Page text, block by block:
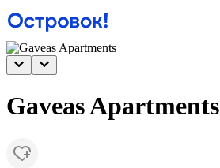
Gaveas Apartments